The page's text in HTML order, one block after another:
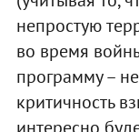
непростую
во время
программу –
критичность
интересно